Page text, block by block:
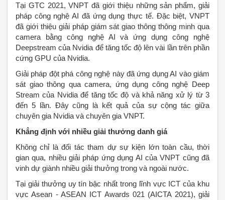
Tại GTC 2021, VNPT đã giới thiệu những sản phẩm, giải
pháp công nghệ AI đã ứng dụng thực tế. Đặc biệt, VNPT
đã giới thiệu giải pháp giám sát giao thông thông minh qua
camera bằng công nghệ AI và ứng dụng công nghệ
Deepstream của Nvidia để tăng tốc độ lên vài lần trên phần
cứng GPU của Nvidia.
Giải pháp đột phá công nghệ này đã ứng dụng AI vào giám
sát giao thông qua camera, ứng dụng công nghệ Deep
Stream của Nvidia để tăng tốc độ và khả năng xử lý từ 3
đến 5 lần. Đây cũng là kết quả của sự cộng tác giữa
chuyên gia Nvidia và chuyên gia VNPT.
Khẳng định với nhiều giải thưởng danh giá
Không chỉ là đối tác tham dự sự kiện lớn toàn cầu, thời
gian qua, nhiều giải pháp ứng dụng AI của VNPT cũng đã
vinh dự giành nhiều giải thưởng trong và ngoài nước.
Tại giải thưởng uy tín bậc nhất trong lĩnh vực ICT của khu
vực Asean - ASEAN ICT Awards 021 (AICTA 2021), giải